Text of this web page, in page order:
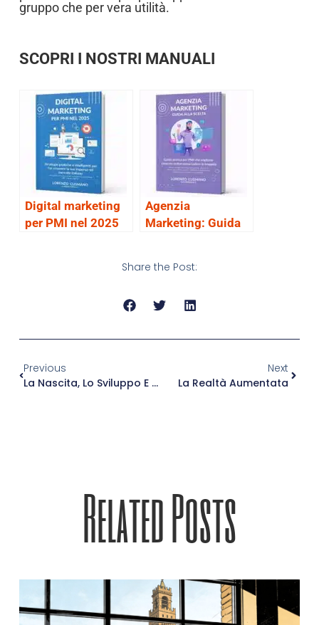
gruppo che per vera utilità.
SCOPRI I NOSTRI MANUALI
Digital marketing
per PMI nel 2025
Agenzia
Marketing: Guida
Share the Post:
Previous
La Nascita, Lo Sviluppo E La Diffusione Di Twitter, Tutte Le Fasi In Breve.
Next
La Realtà Aumentata
Related Posts